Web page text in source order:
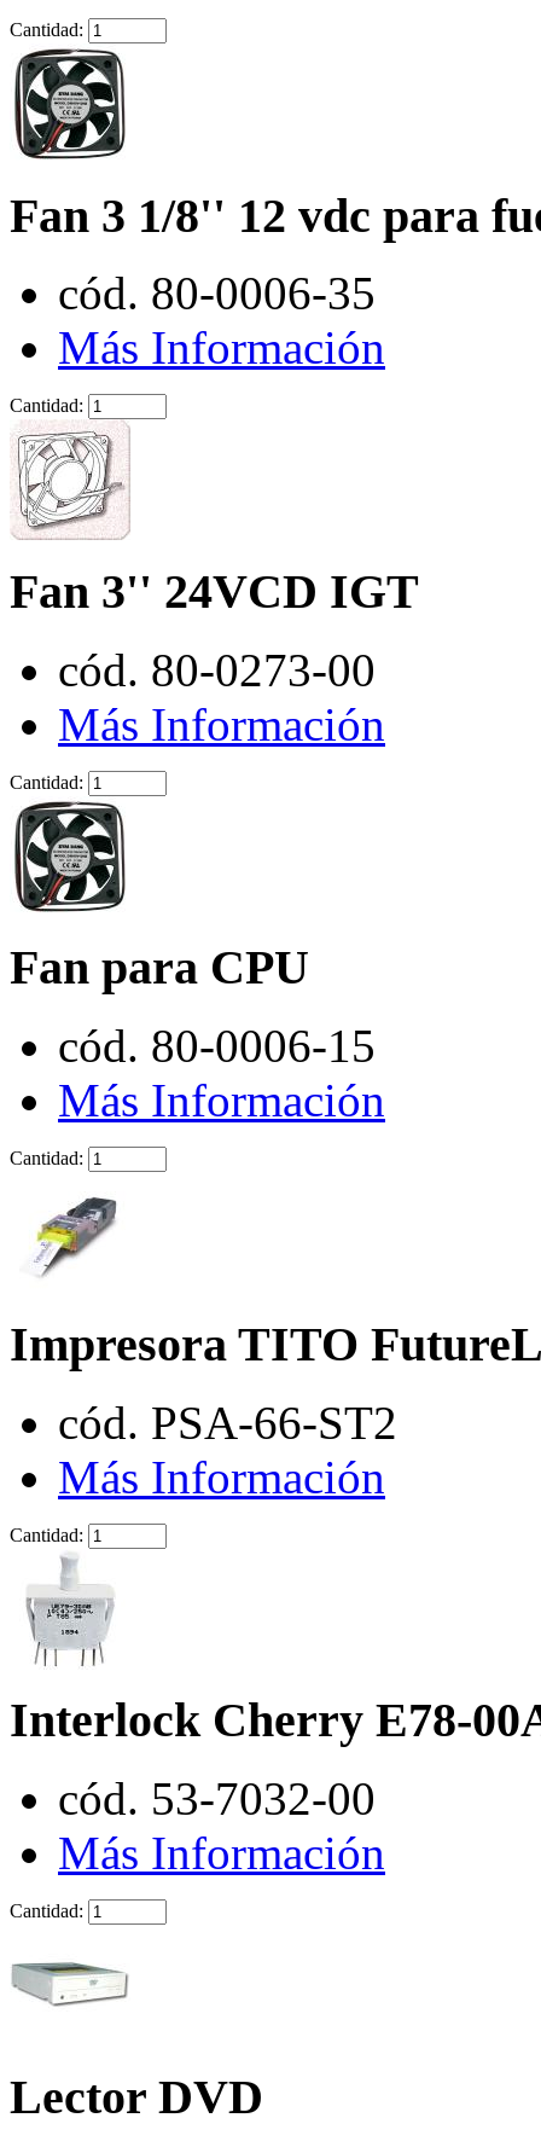
Cantidad:
Fan 3 1/8'' 12 vdc para
cód. 80-0006-35
Más Información
Cantidad:
Fan 3'' 24VCD IGT
cód. 80-0273-00
Más Información
Cantidad:
Fan para CPU
cód. 80-0006-15
Más Información
Cantidad:
Impresora TITO
cód. PSA-66-ST2
Más Información
Cantidad:
Interlock Cherry E78-
cód. 53-7032-00
Más Información
Cantidad:
Lector DVD